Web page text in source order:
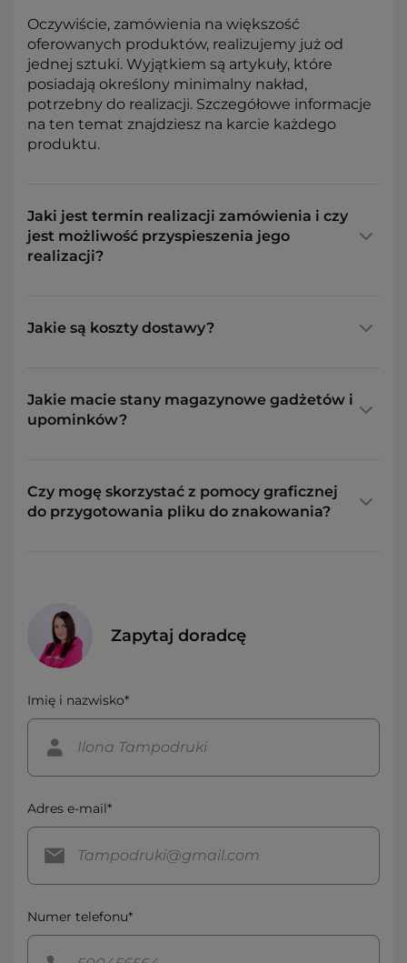
Oczywiście, zamówienia na większość
oferowanych produktów, realizujemy już od
jednej sztuki. Wyjątkiem są artykuły, które
posiadają określony minimalny nakład,
potrzebny do realizacji. Szczegółowe informacje
na ten temat znajdziesz na karcie każdego
produktu.
Jaki jest termin realizacji zamówienia i czy
jest możliwość przyspieszenia jego
realizacji?
Jakie są koszty dostawy?
Jakie macie stany magazynowe gadżetów i
upominków?
Czy mogę skorzystać z pomocy graficznej
do przygotowania pliku do znakowania?
Zapytaj doradcę
Imię i nazwisko*
Adres e-mail*
Numer telefonu*